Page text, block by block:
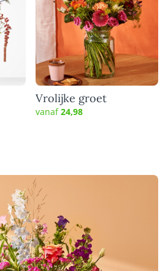
Vrolijke groet
vanaf24,98